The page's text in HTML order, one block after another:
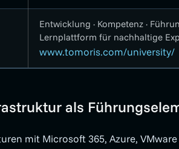
Entwicklung · Kompetenz ·
Lernplattform für nachhaltige
www.tomoris.com/university/
als
mit Microsoft 365, Azure,